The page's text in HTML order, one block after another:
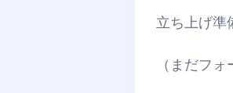
立ち上げ準
（まだフ